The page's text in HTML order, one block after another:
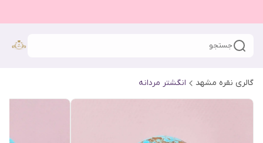
جستجو
گالری نقره مشهد انگشتر مردانه